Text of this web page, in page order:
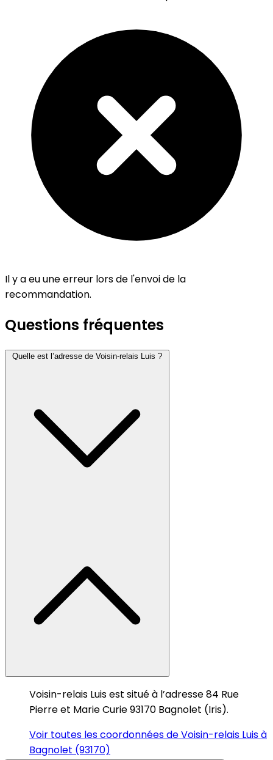
Il y a eu une erreur lors de l'envoi de la
recommandation.
Questions fréquentes
Quelle est l’adresse de Voisin-relais Luis ?
Voisin-relais Luis est situé à l’adresse 84 Rue
Pierre et Marie Curie 93170 Bagnolet (Iris).
Voir toutes les coordonnées de Voisin-relais Luis à
Bagnolet (93170)